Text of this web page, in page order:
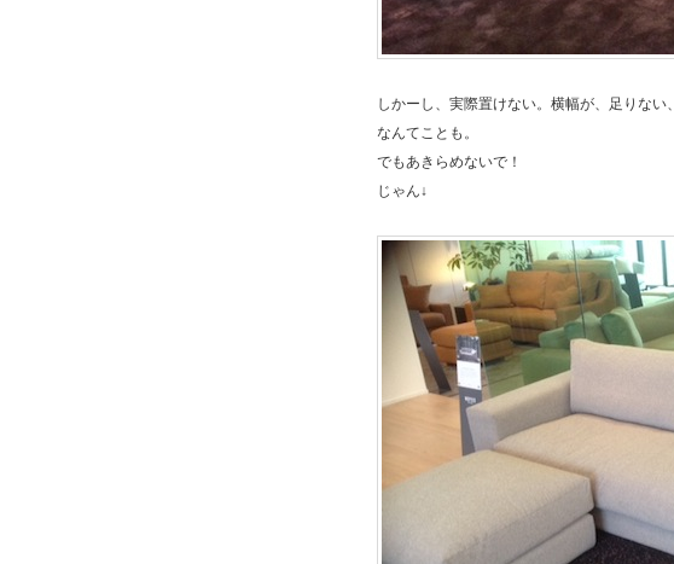
しかーし、実際置けない。横幅が、足りない、
なんてことも。
でもあきらめないで！
じゃん↓